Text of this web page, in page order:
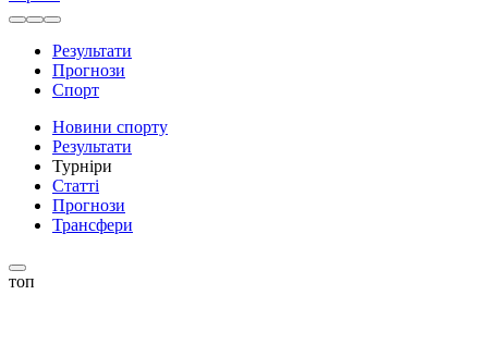
Результати
Прогнози
Спорт
Новини спорту
Результати
Турніри
Статті
Прогнози
Трансфери
топ